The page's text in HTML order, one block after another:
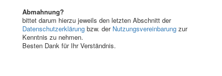
Abmahnung?
bittet darum hierzu jeweils den letzten Abschnitt der
Datenschutzerklärung bzw. der Nutzungsvereinbarung zur
Kenntnis zu nehmen.
Besten Dank für Ihr Verständnis.